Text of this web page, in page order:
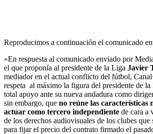
Reproducimos a continuación el comunicado
«En respuesta al comunicado enviado por
el que proponía al presidente de la Liga Javier
mediador en el actual conflicto del fútbol, Canal
respeta al máximo la figura del presidente de la
total apoyo ante su nueva andadura como
sin embargo, que no reúne las características
actuar como tercero independiente de cara a
de los derechos audiovisuales de los clubes que
para fijar el precio del contrato firmado el